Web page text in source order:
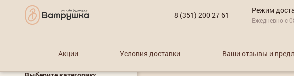
8 (351) 200 27 61
Режим
Ежедневно с
Акции Условия доставки Ваши отзывы и